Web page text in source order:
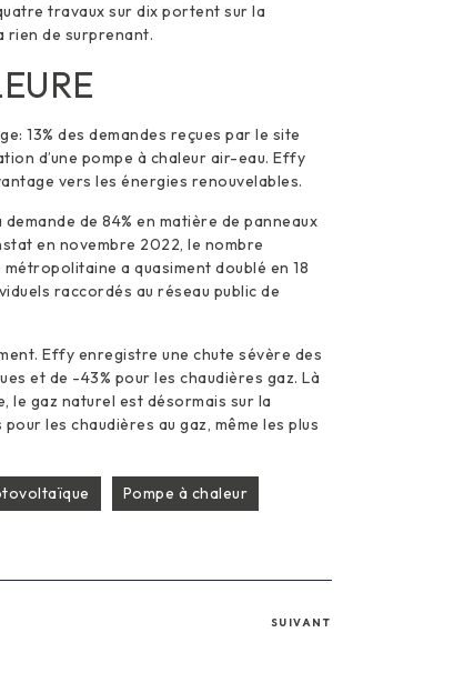
travaux sur dix portent sur la
rien de surprenant.
13% des demandes reçues par le site
d’une pompe à chaleur air-eau. Effy
vers les énergies renouvelables.
de 84% en matière de panneaux
en novembre 2022, le nombre
a quasiment doublé en 18
raccordés au réseau public de
Effy enregistre une chute sévère des
et de -43% pour les chaudières gaz. Là
le gaz naturel est désormais sur la
les chaudières au gaz, même les plus
Pompe à chaleur
SUIVANT